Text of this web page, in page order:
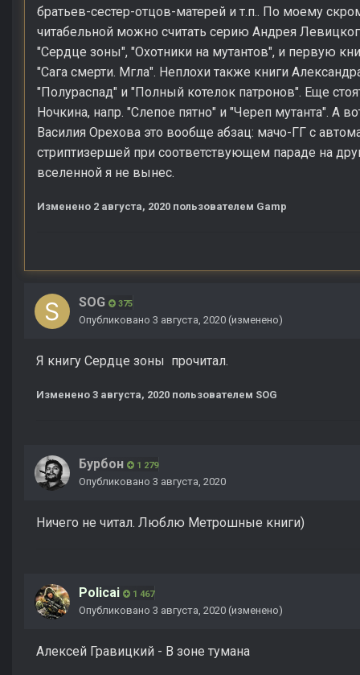
братьев-сестер-отцов-матерей и т.п.. По моему
читабельной можно считать серию Андрея
"Сердце зоны", "Охотники на мутантов", и первую
"Сага смерти. Мгла". Неплохи также книги
"Полураспад" и "Полный котелок патронов". Еще
Ночкина, напр. "Слепое пятно" и "Череп мутанта". А
Василия Орехова это вообще абзац: мачо-ГГ с
стриптизершей при соответствующем параде на
вселенной я не вынес.
Изменено 2 августа, 2020 пользователем Gamp
SOG 375
Опубликовано 3 августа, 2020 (изменено)
Я книгу Сердце зоны прочитал.
Изменено 3 августа, 2020 пользователем SOG
Бурбон 1 279
Опубликовано 3 августа, 2020
Ничего не читал. Люблю Метрошные книги)
Policai 1 467
Опубликовано 3 августа, 2020 (изменено)
Алексей Гравицкий - В зоне тумана